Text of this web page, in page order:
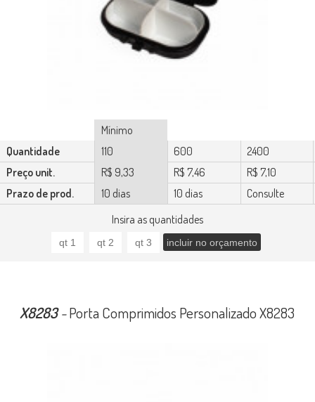
Insira as quantidades
Mínimo
Quantidade
110 600
2400
Preço unit.
R$ 9,33 R$ 7,46
R$ 7,10
Prazo de prod.
10 dias 10 dias Consulte
X8283-Porta Comprimidos Personalizado X8283